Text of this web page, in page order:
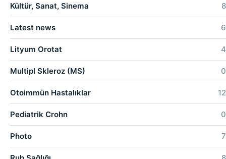
Kültür, Sanat, Sinema 8
Latest news 6
Lityum Orotat 4
Multipl Skleroz (MS) 0
Otoimmün Hastalıklar 12
Pediatrik Crohn 0
Photo 7